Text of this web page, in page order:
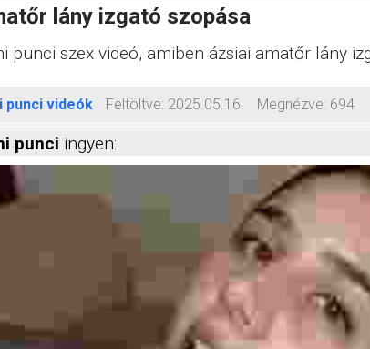
lány izgató szopása
punci szex videó, amiben ázsiai amatőr lány
punci videók Feltöltve: 2025.05.16. Megnézve: 694
punci ingyen: